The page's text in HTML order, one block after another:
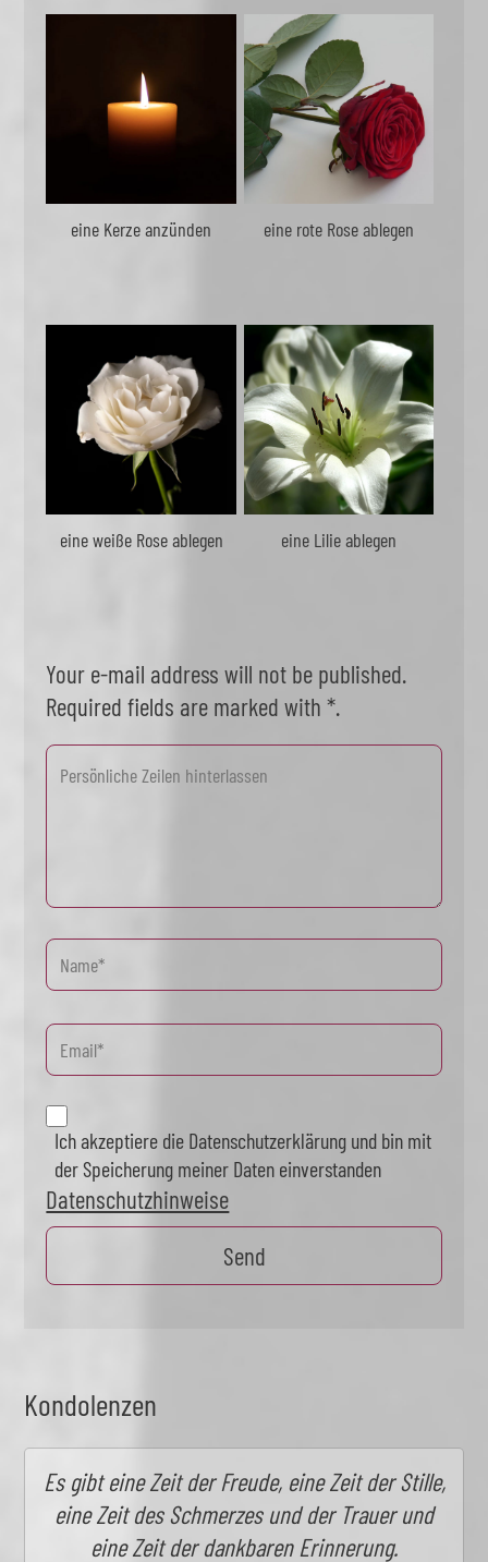
eine Kerze anzünden eine rote Rose ablegen
eine weiße Rose ablegen eine Lilie ablegen
Your e-mail address will not be published.
Required fields are marked with *.
Ich akzeptiere die Datenschutzerklärung und bin mit
der Speicherung meiner Daten einverstanden
Datenschutzhinweise
Kondolenzen
Es gibt eine Zeit der Freude, eine Zeit der Stille,
eine Zeit des Schmerzes und der Trauer und
eine Zeit der dankbaren Erinnerung.